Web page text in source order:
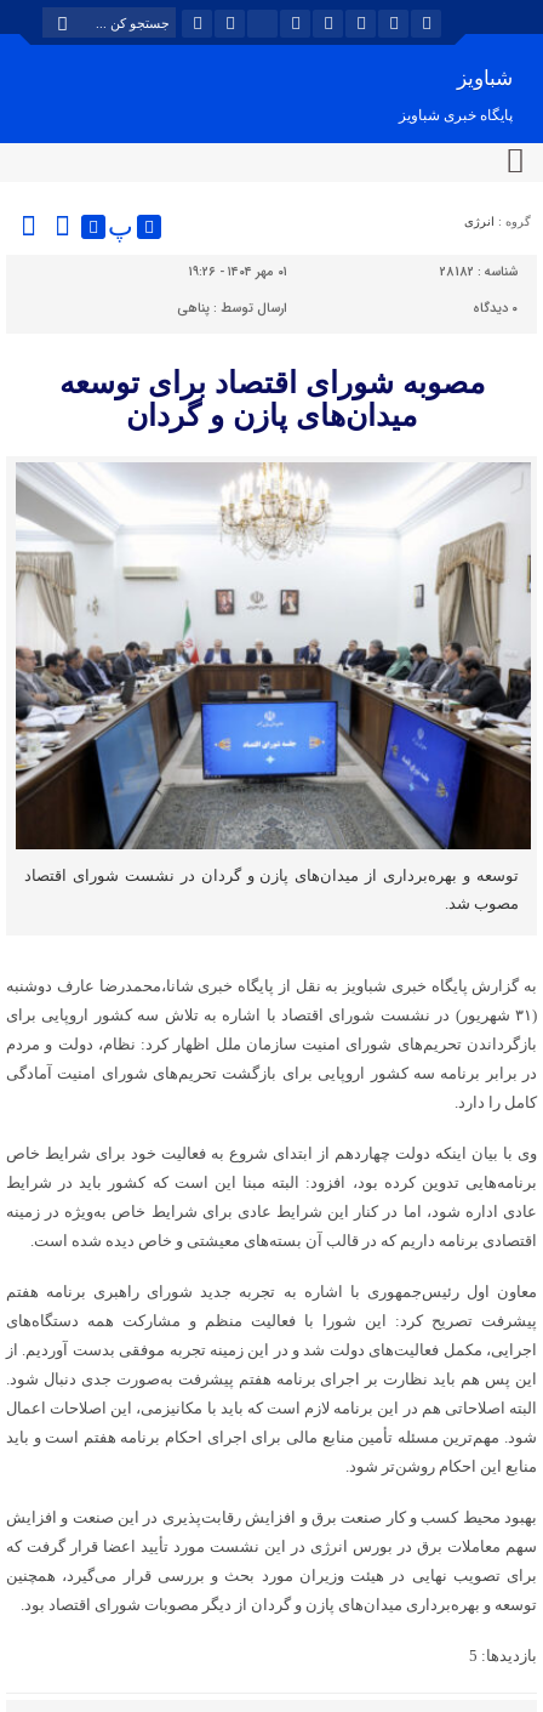
شباویز
پایگاه خبری شباویز
گروه : انرژی پ
شناسه : 28182
۰۱ مهر ۱۴۰۴ - ۱۹:۲۶
۰ دیدگاه ارسال توسط :پناهی
مصوبه شورای اقتصاد برای توسعه
میدان‌های پازن و گردان
توسعه و بهره‌برداری از میدان‌های پازن و گردان در نشست شورای اقتصاد
مصوب شد.
به گزارش پایگاه خبری شباویز به نقل از پایگاه خبری شانا،محمدرضا عارف دوشنبه
(۳۱ شهریور) در نشست شورای اقتصاد با اشاره به تلاش سه کشور اروپایی برای
بازگرداندن تحریم‌های شورای امنیت سازمان ملل اظهار کرد: نظام، دولت و مردم
در برابر برنامه سه کشور اروپایی برای بازگشت تحریم‌های شورای امنیت آمادگی
کامل را دارد.
وی با بیان اینکه دولت چهاردهم از ابتدای شروع به فعالیت خود برای شرایط خاص
برنامه‌هایی تدوین کرده بود، افزود: البته مبنا این است که کشور باید در شرایط
عادی اداره شود، اما در کنار این شرایط عادی برای شرایط خاص به‌ویژه در زمینه
اقتصادی برنامه داریم که در قالب آن بسته‌های معیشتی و خاص دیده شده است.
معاون اول رئیس‌جمهوری با اشاره به تجربه جدید شورای راهبری برنامه هفتم
پیشرفت تصریح کرد: این شورا با فعالیت منظم و مشارکت همه دستگاه‌های
اجرایی، مکمل فعالیت‌های دولت شد و در این زمینه تجربه موفقی بدست آوردیم. از
این پس هم باید نظارت بر اجرای برنامه هفتم پیشرفت به‌صورت جدی دنبال شود.
البته اصلاحاتی هم در این برنامه لازم است که باید با مکانیزمی، این اصلاحات اعمال
شود. مهم‌ترین مسئله تأمین منابع مالی برای اجرای احکام برنامه هفتم است و باید
منابع این احکام روشن‌تر شود.
بهبود محیط کسب و کار صنعت برق و افزایش رقابت‌پذیری در این صنعت و افزایش
سهم معاملات برق در بورس انرژی در این نشست مورد تأیید اعضا قرار گرفت که
برای تصویب نهایی در هیئت وزیران مورد بحث و بررسی قرار می‌گیرد، همچنین
توسعه و بهره‌برداری میدان‌های پازن و گردان از دیگر مصوبات شورای اقتصاد بود.
بازدیدها: 5